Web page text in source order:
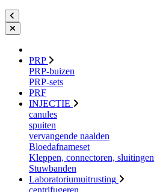
PRP
PRP-buizen
PRP-sets
PRF
INJECTIE
canules
spuiten
vervangende naalden
Bloedafnameset
Kleppen, connectoren, sluitingen
Stuwbanden
Laboratoriumuitrusting
centrifugeren